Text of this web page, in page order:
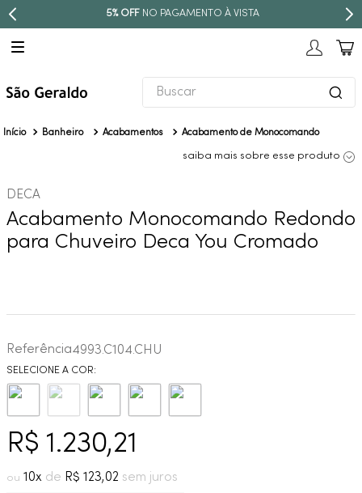
5% OFF NO PAGAMENTO À VISTA
Buscar
Banheiro Acabamentos Acabamento de Monocomando
saiba mais sobre esse produto
DECA
Acabamento Monocomando Redondo
para Chuveiro Deca You Cromado
Referência4993.C104.CHU
R$ 1.230,21
10 R$ 123,02
TERMOS MAIS BUSCADOS
4º
deca acabamento registro
7º
red gold
8º
black matte
9º
cobre escovado